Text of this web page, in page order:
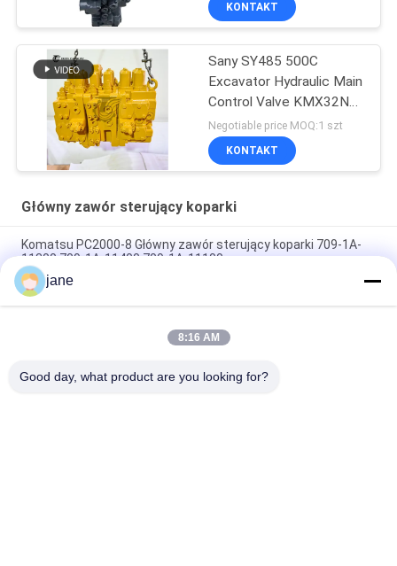
KONTAKT
Sany SY485 500C
Excavator Hydraulic Main
Control Valve KMX32NA
High Quality
Negotiable price MOQ:1 szt
KONTAKT
Główny zawór sterujący koparki
Komatsu PC2000-8 Główny zawór sterujący koparki 709-1A-
11300 709-1A-11400 709-1A-11100
PC160LC-7 PC160-7 Wynęgarka z zawórami sterującymi
Komatsu, 723-57-16100 Główne części wykopalni
VOE14541591 Główny zawór sterujący koparki dla Volvo
jane
8:16 AM
Good day, what product are you looking for?